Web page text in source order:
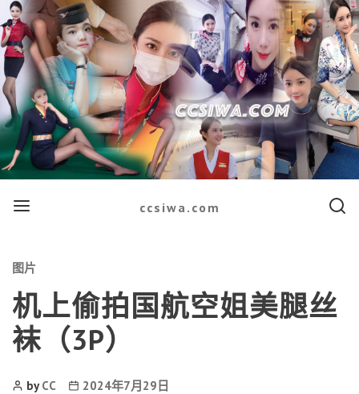
Menu ccsiwa.com Search
Categories
图片
机上偷拍国航空姐美腿丝
袜（3P）
PostbyCC
Post2024年7月29日